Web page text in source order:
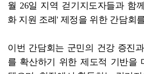
월 26일 지역 걷기지도자들과 함
화 지원 조례' 제정을 위한 간담회
이번 간담회는 군민의 건강 증진
를 확산하기 위한 제도적 기반을